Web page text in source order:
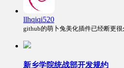
llhqiqi520
github的萌卜兔美化插件已经断更很
新乡学院统战部开发规约